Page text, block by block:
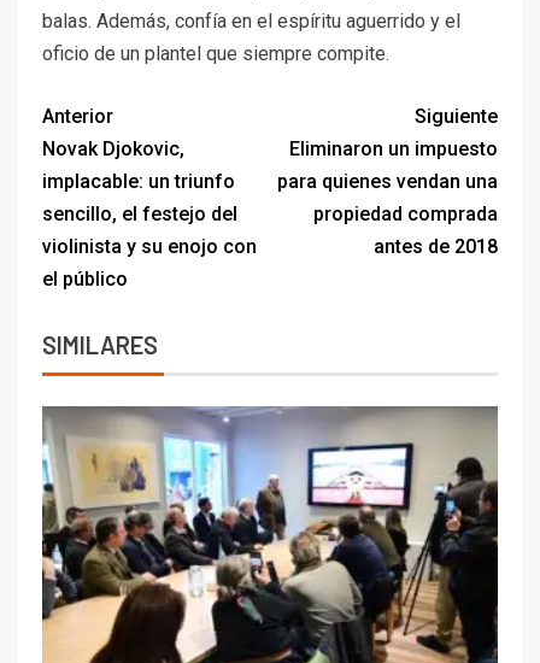
balas. Además, confía en el espíritu aguerrido y el
oficio de un plantel que siempre compite.
Anterior
Novak Djokovic,
implacable: un triunfo
sencillo, el festejo del
violinista y su enojo con
el público
Siguiente
Eliminaron un impuesto
para quienes vendan una
propiedad comprada
antes de 2018
SIMILARES